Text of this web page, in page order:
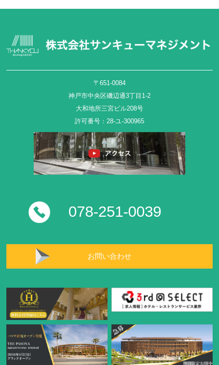
〒651-0084
神戸市中央区磯辺通3丁目1-2
大和地所三宮ビル208号
許可番号：28-ユ-300965
078-251-0039
お問い合わせ